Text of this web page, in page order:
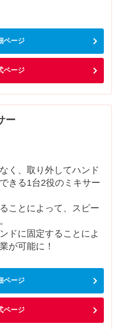
ページ
ページ
ー
く、取り外してハンド
きる1台2役のミキサー
ことによって、スピー
ドに固定することによ
が可能に！
ページ
ページ